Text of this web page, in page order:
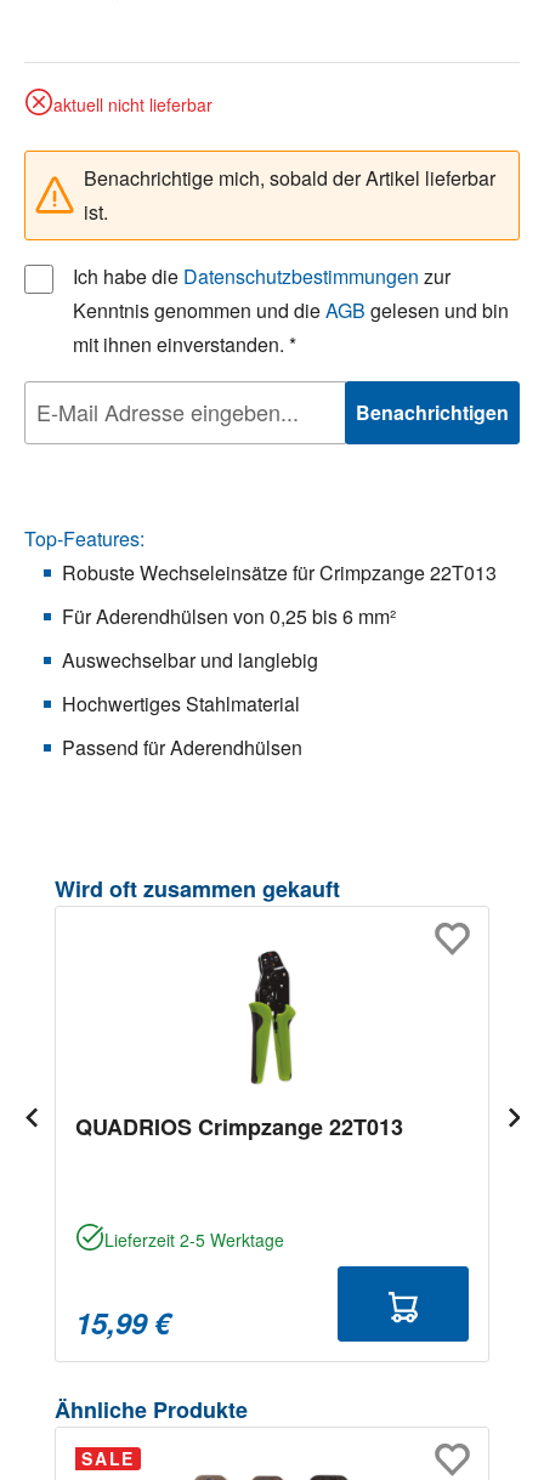
aktuell nicht lieferbar
Benachrichtige mich, sobald der Artikel lieferbar
ist.
Ich habe die Datenschutzbestimmungen zur
Kenntnis genommen und dieAGB gelesen und bin
mit ihnen einverstanden. *
Benachrichtigen
Top-Features:
Robuste Wechseleinsätze für Crimpzange 22T013
Für Aderendhülsen von 0,25 bis 6 mm²
Auswechselbar und langlebig
Hochwertiges Stahlmaterial
Passend für Aderendhülsen
Produktgalerie überspringen
Wird oft zusammen gekauft
QUADRIOS Crimpzange 22T013
Lieferzeit 2-5 Werktage
15,99 €
Produktgalerie überspringen
Ähnliche Produkte
SALE